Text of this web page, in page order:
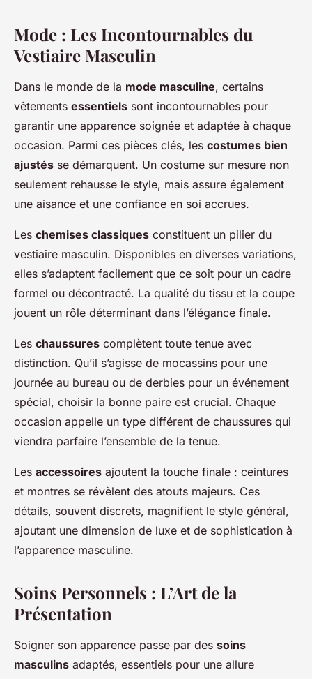
Mode : Les Incontournables du
Vestiaire Masculin
Dans le monde de la mode masculine, certains
vêtements essentiels sont incontournables pour
garantir une apparence soignée et adaptée à chaque
occasion. Parmi ces pièces clés, les costumes bien
ajustés se démarquent. Un costume sur mesure non
seulement rehausse le style, mais assure également
une aisance et une confiance en soi accrues.
Les chemises classiques constituent un pilier du
vestiaire masculin. Disponibles en diverses variations,
elles s’adaptent facilement que ce soit pour un cadre
formel ou décontracté. La qualité du tissu et la coupe
jouent un rôle déterminant dans l’élégance finale.
Les chaussures complètent toute tenue avec
distinction. Qu’il s’agisse de mocassins pour une
journée au bureau ou de derbies pour un événement
spécial, choisir la bonne paire est crucial. Chaque
occasion appelle un type différent de chaussures qui
viendra parfaire l’ensemble de la tenue.
Les accessoires ajoutent la touche finale : ceintures
et montres se révèlent des atouts majeurs. Ces
détails, souvent discrets, magnifient le style général,
ajoutant une dimension de luxe et de sophistication à
l’apparence masculine.
Soins Personnels : L’Art de la
Présentation
Soigner son apparence passe par des soins
masculins adaptés, essentiels pour une allure